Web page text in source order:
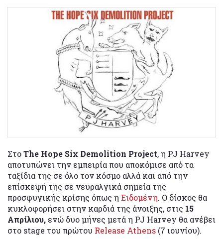
ΣτοThe Hope Six Demolition Project, η PJ Harvey
αποτυπώνει την εμπειρία που αποκόμισε από τα
ταξίδια της σε όλο τον κόσμο αλλά και από την
επίσκεψή της σε νευραλγικά σημεία της
προσφυγικής κρίσης όπως η Ειδομένη. Ο δίσκος θα
κυκλοφορήσει στην καρδιά της άνοιξης, στις 15
Απρίλιου, ενώ δυο μήνες μετά η PJ Harvey θα ανέβει
στο stage του πρώτου Release Athens (7 ιουνίου).